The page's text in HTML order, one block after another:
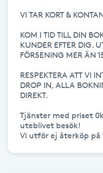
Tatueringsborttagning
Terapi
Thaimassage
Torr hårbotten
VI TAR KORT &
KOM I TID TILL DIN
KUNDER EFTER DIG.
FÖRSENING MER ÄN
RESPEKTERA ATT VI
DROP IN, ALLA
DIREKT.
Tjänster med priset
uteblivet besök!
Vi utför ej återköp på